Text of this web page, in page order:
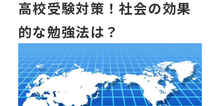
高校受験対策！社会の効果
的な勉強法は？